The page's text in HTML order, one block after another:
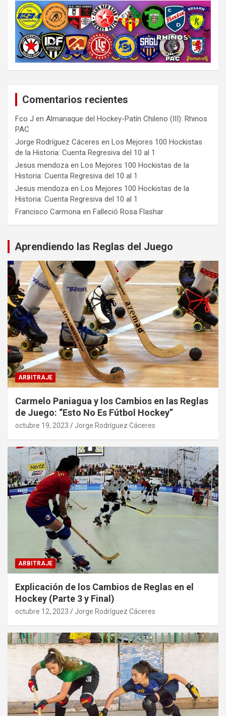
Comentarios recientes
Fco J en Almanaque del Hockey-Patín Chileno (III): Rhinos
PAC
Jorge Rodríguez Cáceres en Los Mejores 100 Hockistas
de la Historia: Cuenta Regresiva del 10 al 1
Jesus mendoza en Los Mejores 100 Hockistas de la
Historia: Cuenta Regresiva del 10 al 1
Jesus mendoza en Los Mejores 100 Hockistas de la
Historia: Cuenta Regresiva del 10 al 1
Francisco Carmona en Falleció Rosa Flashar
Aprendiendo las Reglas del Juego
ARBITRAJE
Carmelo Paniagua y los Cambios en las Reglas
de Juego: “Esto No Es Fútbol Hockey”
octubre 19, 2023 Jorge Rodríguez Cáceres
ARBITRAJE
Explicación de los Cambios de Reglas en el
Hockey (Parte 3 y Final)
octubre 12, 2023 Jorge Rodríguez Cáceres